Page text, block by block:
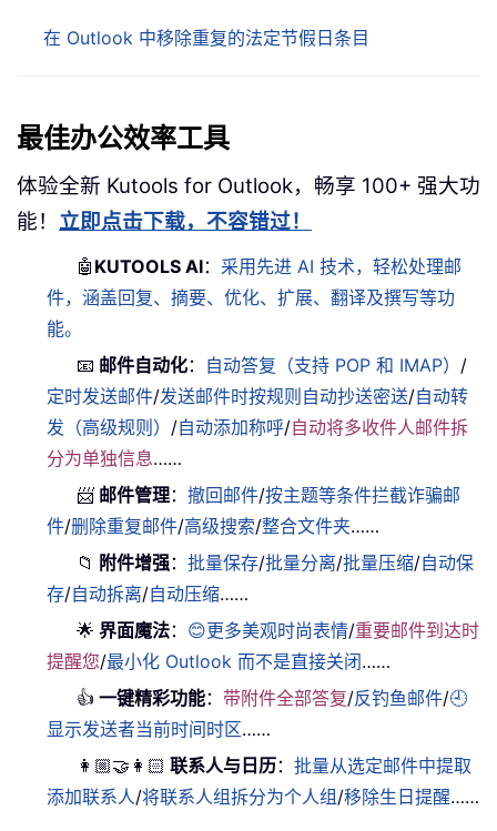
在 Outlook 中移除重复的法定节假日条目
最佳办公效率工具
体验全新 Kutools for Outlook，畅享 100+ 强大功
能！ 立即点击下载，不容错过！
🤖 KUTOOLS AI： 采用先进 AI 技术，轻松处理邮
件，涵盖回复、摘要、优化、扩展、翻译及撰写等功
能。
📧 邮件自动化： 自动答复（支持 POP 和 IMAP） /
定时发送邮件/发送邮件时按规则自动抄送密送/自动转
发（高级规则） /自动添加称呼/自动将多收件人邮件拆
分为单独信息……
📨 邮件管理：撤回邮件/按主题等条件拦截诈骗邮
件/删除重复邮件/高级搜索/整合文件夹……
📁 附件增强：批量保存/批量分离/批量压缩/自动保
存/自动拆离/自动压缩……
🌟 界面魔法： 😊更多美观时尚表情/重要邮件到达时
提醒您/最小化 Outlook 而不是直接关闭……
👍 一键精彩功能：带附件全部答复/反钓鱼邮件/🕘
显示发送者当前时间时区……
👩🏼‍🤝‍👩🏻 联系人与日历：批量从选定邮件中提取
添加联系人/将联系人组拆分为个人组/移除生日提醒……